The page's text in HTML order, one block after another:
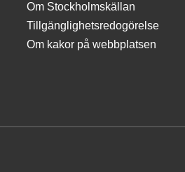
Om Stockholmskällan
Tillgänglighetsredogörelse
Om kakor på webbplatsen